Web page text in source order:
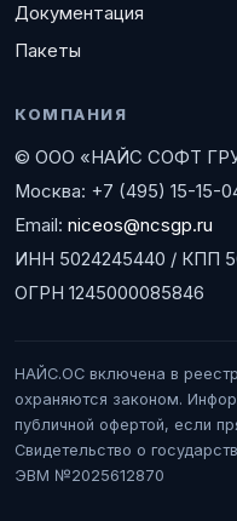
Документация
Пакеты
КОМПАНИЯ
© ООО «НАЙС СОФТ
Москва: +7 (495) 15-15-
Email: niceos@ncsgp.ru
ИНН 5024245440 / КПП
ОГРН 1245000085846
НАЙС.ОС включена в
охраняются законом.
публичной офертой, если
Свидетельство о
ЭВМ №2025612870